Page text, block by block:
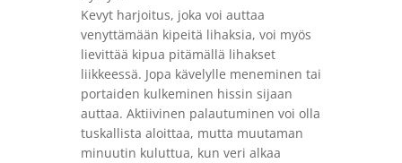
Kevyt harjoitus, joka voi auttaa
venyttämään kipeitä lihaksia, voi myös
lievittää kipua pitämällä lihakset
liikkeessä. Jopa kävelylle meneminen tai
portaiden kulkeminen hissin sijaan
auttaa. Aktiivinen palautuminen voi olla
tuskallista aloittaa, mutta muutaman
minuutin kuluttua, kun veri alkaa